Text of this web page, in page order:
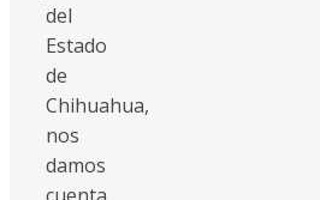
del
Estado
de
Chihuahua,
nos
damos